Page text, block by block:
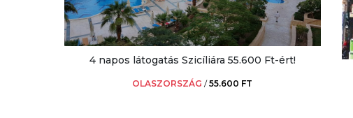
4 napos látogatás Szicíliára 55.600 Ft-ért!
OLASZORSZÁG /55.600 FT